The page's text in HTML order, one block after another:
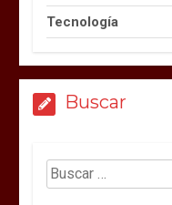
Tecnología
Buscar